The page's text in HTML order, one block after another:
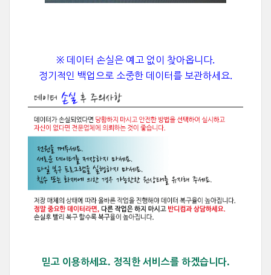
※ 데이터 손실은 예고 없이 찾아옵니다.
정기적인 백업으로 소중한 데이터를 보관하세요.
믿고 이용하세요. 정직한 서비스를 하겠습니다.